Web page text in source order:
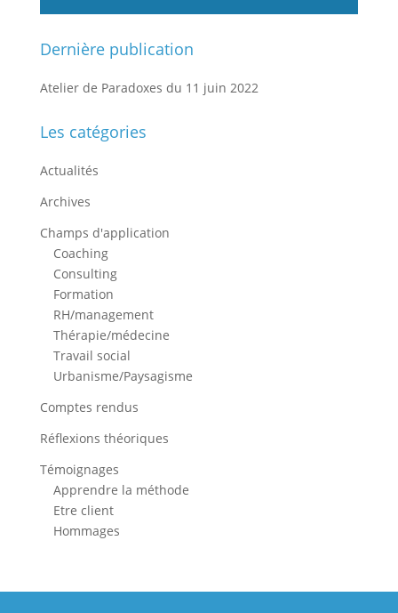
Dernière publication
Atelier de Paradoxes du 11 juin 2022
Les catégories
Actualités
Archives
Champs d'application
Coaching
Consulting
Formation
RH/management
Thérapie/médecine
Travail social
Urbanisme/Paysagisme
Comptes rendus
Réflexions théoriques
Témoignages
Apprendre la méthode
Etre client
Hommages